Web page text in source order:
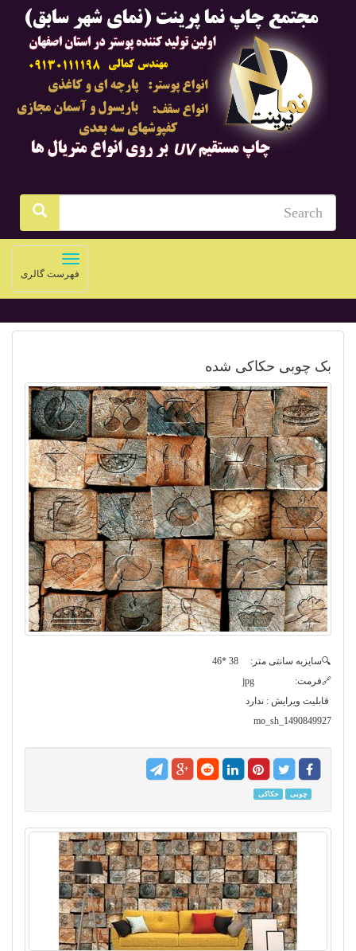
navigation
فهرست گالری
بک چوبی حکاکی شده
🔍سایزبه سانتی متر: 38 *46
🔗فرمت: jpg
قابلیت ویرایش : ندارد
mo_sh_1490849927
چوبی حکاکی